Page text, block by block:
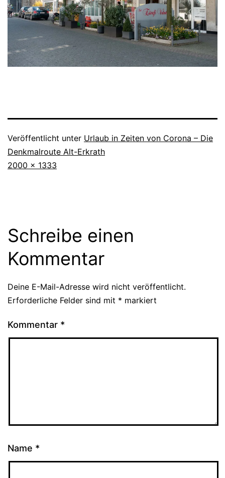
Veröffentlicht unter Urlaub in Zeiten von Corona – Die
Denkmalroute Alt-Erkrath
Originalgröße
2000 × 1333
Schreibe einen
Kommentar
Deine E-Mail-Adresse wird nicht veröffentlicht.
Erforderliche Felder sind mit * markiert
Kommentar *
Name *